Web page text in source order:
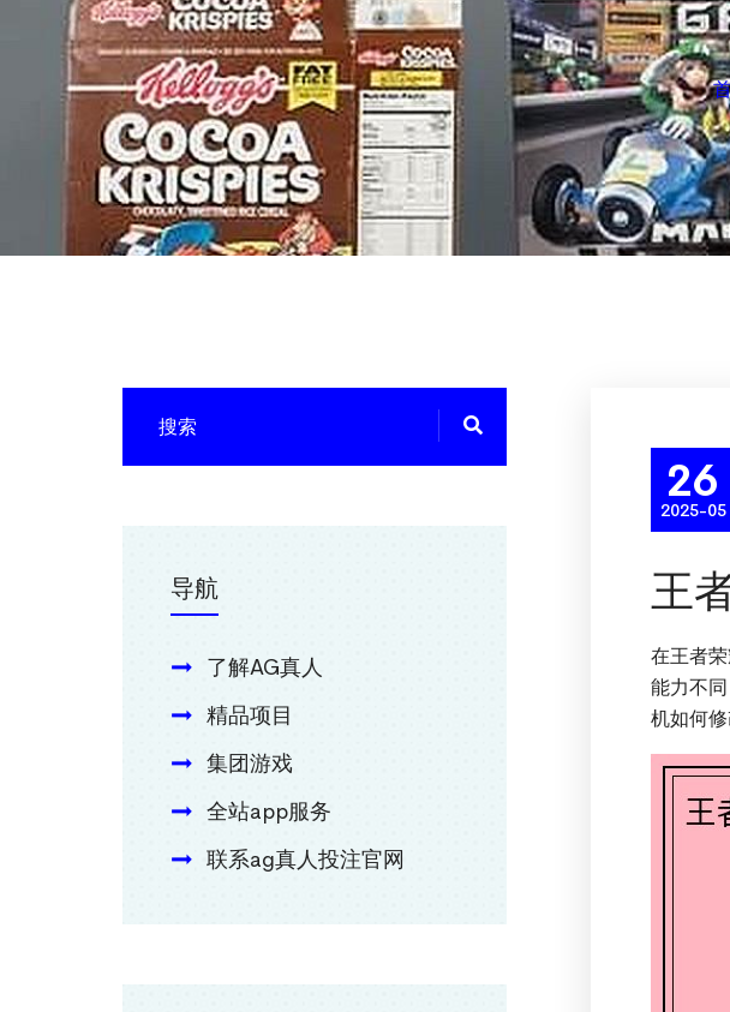
26
2025-05
王
在王者
能力不
机如何修
导航
了解AG真人
精品项目
集团游戏
全站app服务
联系ag真人投注官网